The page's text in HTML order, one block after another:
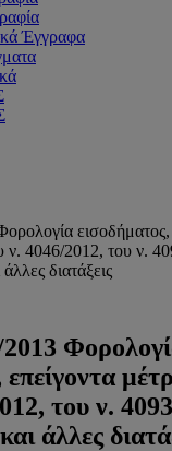
Έγγραφα
εισοδήματος,
ν. 4046/2012, του ν.
διατάξεις
επείγοντα
του ν.
άλλες